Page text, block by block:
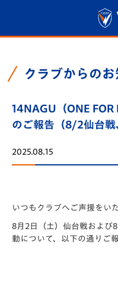
クラブからのお
14NAGU（ONE FOR
のご報告（8/2仙台戦
2025.08.15
いつもクラブへご声援をい
8月2日（土）仙台戦および
動について、以下の通りご